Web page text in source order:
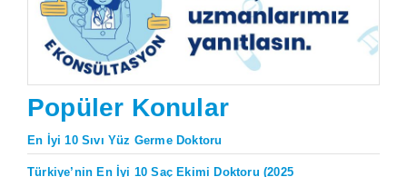
Popüler Konular
En İyi 10 Sıvı Yüz Germe Doktoru
Türkiye’nin En İyi 10 Saç Ekimi Doktoru (2025